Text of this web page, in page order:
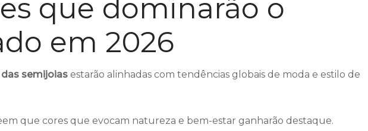
que dominarão o
em 2026
semijoias estarão alinhadas com tendências globais de moda e estilo de
que cores que evocam natureza e bem-estar ganharão destaque.